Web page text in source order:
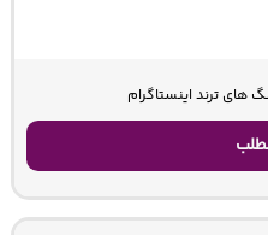
های ترند اینستاگرام